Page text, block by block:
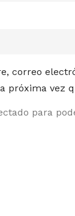
correo
próxima vez
para